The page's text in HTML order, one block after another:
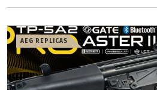
AEG REPLICAS